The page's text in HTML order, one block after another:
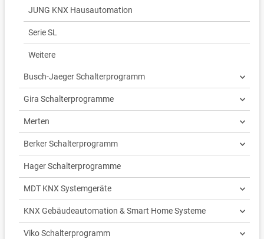
JUNG KNX Hausautomation
Serie SL
Weitere
Busch-Jaeger Schalterprogramm
Gira Schalterprogramme
Merten
Berker Schalterprogramm
Hager Schalterprogramme
MDT KNX Systemgeräte
KNX Gebäudeautomation & Smart Home Systeme
Viko Schalterprogramm